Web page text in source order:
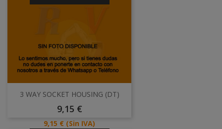
3 WAY SOCKET HOUSING (DT)
Precio
9,15 €
Precio
9,15 € (Sin IVA)